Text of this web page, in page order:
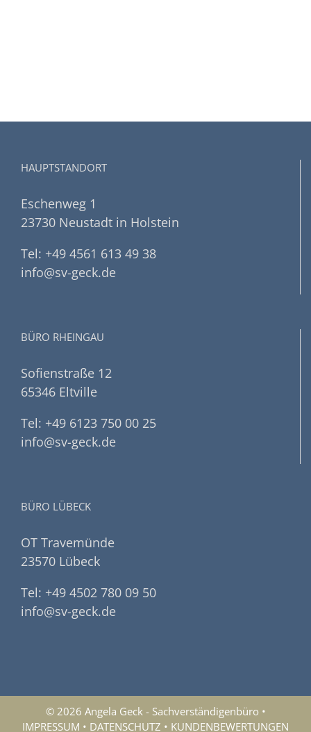
HAUPTSTANDORT
Eschenweg 1
23730 Neustadt in Holstein
Tel: +49 4561 613 49 38
info@sv-geck.de
BÜRO RHEINGAU
Sofienstraße 12
65346 Eltville
Tel: +49 6123 750 00 25
info@sv-geck.de
BÜRO LÜBECK
OT Travemünde
23570 Lübeck
Tel: +49 4502 780 09 50
info@sv-geck.de
© 2026 Angela Geck - Sachverständigenbüro •
IMPRESSUM • DATENSCHUTZ • KUNDENBEWERTUNGEN